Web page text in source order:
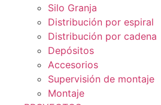
Silo Granja
Distribución por espiral
Distribución por cadena
Depósitos
Accesorios
Supervisión de montaje
Montaje